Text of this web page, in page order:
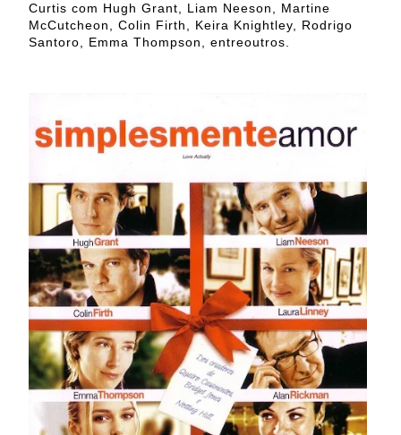
Curtis com Hugh Grant, Liam Neeson, Martine
McCutcheon, Colin Firth, Keira Knightley, Rodrigo
Santoro, Emma Thompson, entreoutros.